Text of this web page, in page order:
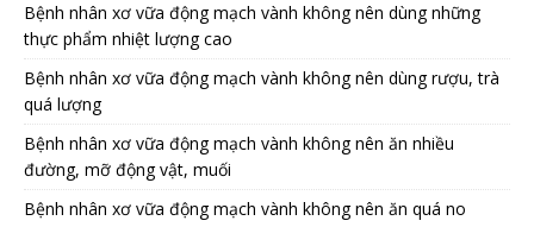
Bệnh nhân xơ vữa động mạch vành không nên dùng những
thực phẩm nhiệt lượng cao
Bệnh nhân xơ vữa động mạch vành không nên dùng rượu, trà
quá lượng
Bệnh nhân xơ vữa động mạch vành không nên ăn nhiều
đường, mỡ động vật, muối
Bệnh nhân xơ vữa động mạch vành không nên ăn quá no